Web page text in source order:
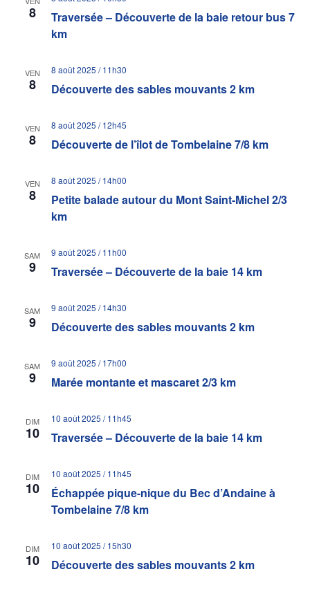
8
Traversée – Découverte de la baie retour bus 7
km
VEN
8 Découverte des sables mouvants 2 km
8 août 2025 / 11h30
VEN
8 Découverte de l’îlot de Tombelaine 7/8 km
8 août 2025 / 12h45
VEN
8
Petite balade autour du Mont Saint-Michel 2/3
km
8 août 2025 / 14h00
SAM
9 Traversée – Découverte de la baie 14 km
9 août 2025 / 11h00
SAM
9 Découverte des sables mouvants 2 km
9 août 2025 / 14h30
SAM
9 Marée montante et mascaret 2/3 km
9 août 2025 / 17h00
DIM
10 Traversée – Découverte de la baie 14 km
10 août 2025 / 11h45
DIM
10
Échappée pique-nique du Bec d’Andaine à
Tombelaine 7/8 km
10 août 2025 / 11h45
DIM
10 Découverte des sables mouvants 2 km
10 août 2025 / 15h30